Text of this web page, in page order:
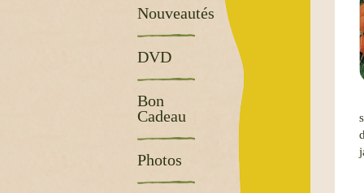
Nouveautés
DVD
Bon
Cadeau
Photos